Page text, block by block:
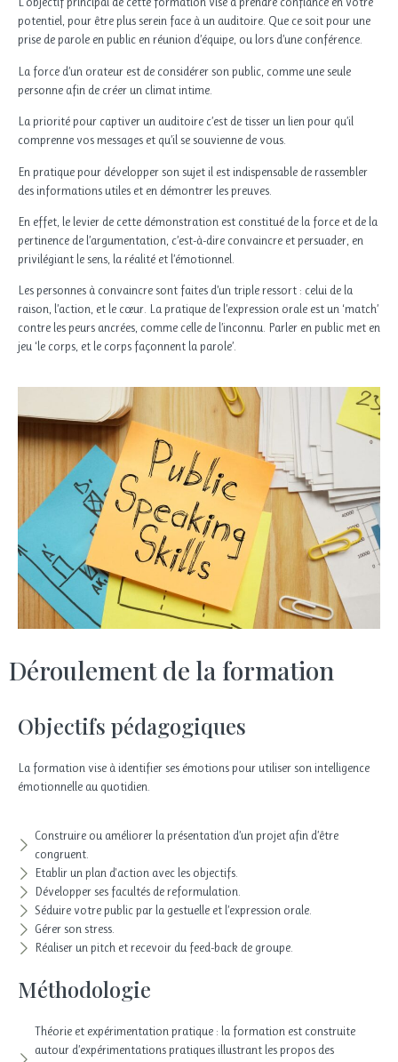
potentiel, pour être plus serein face à un auditoire. Que ce soit pour une
prise de parole en public en réunion d’équipe, ou lors d’une conférence.
La force d’un orateur est de considérer son public, comme une seule
personne afin de créer un climat intime.
La priorité pour captiver un auditoire c’est de tisser un lien pour qu’il
comprenne vos messages et qu’il se souvienne de vous.
En pratique pour développer son sujet il est indispensable de rassembler
des informations utiles et en démontrer les preuves.
En effet, le levier de cette démonstration est constitué de la force et de la
pertinence de l’argumentation, c’est-à-dire convaincre et persuader, en
privilégiant le sens, la réalité et l’émotionnel.
Les personnes à convaincre sont faites d’un triple ressort : celui de la
raison, l’action, et le cœur. La pratique de l’expression orale est un ‘match’
contre les peurs ancrées, comme celle de l’inconnu. Parler en public met en
jeu ‘le corps, et le corps façonnent la parole’.
Déroulement de la formation
Objectifs pédagogiques
La formation vise à identifier ses émotions pour utiliser son intelligence
émotionnelle au quotidien.
Construire ou améliorer la présentation d’un projet afin d’être
congruent.
Etablir un plan d'action avec les objectifs.
Développer ses facultés de reformulation.
Séduire votre public par la gestuelle et l’expression orale.
Gérer son stress.
Réaliser un pitch et recevoir du feed-back de groupe.
Méthodologie
Théorie et expérimentation pratique : la formation est construite
autour d’expérimentations pratiques illustrant les propos des